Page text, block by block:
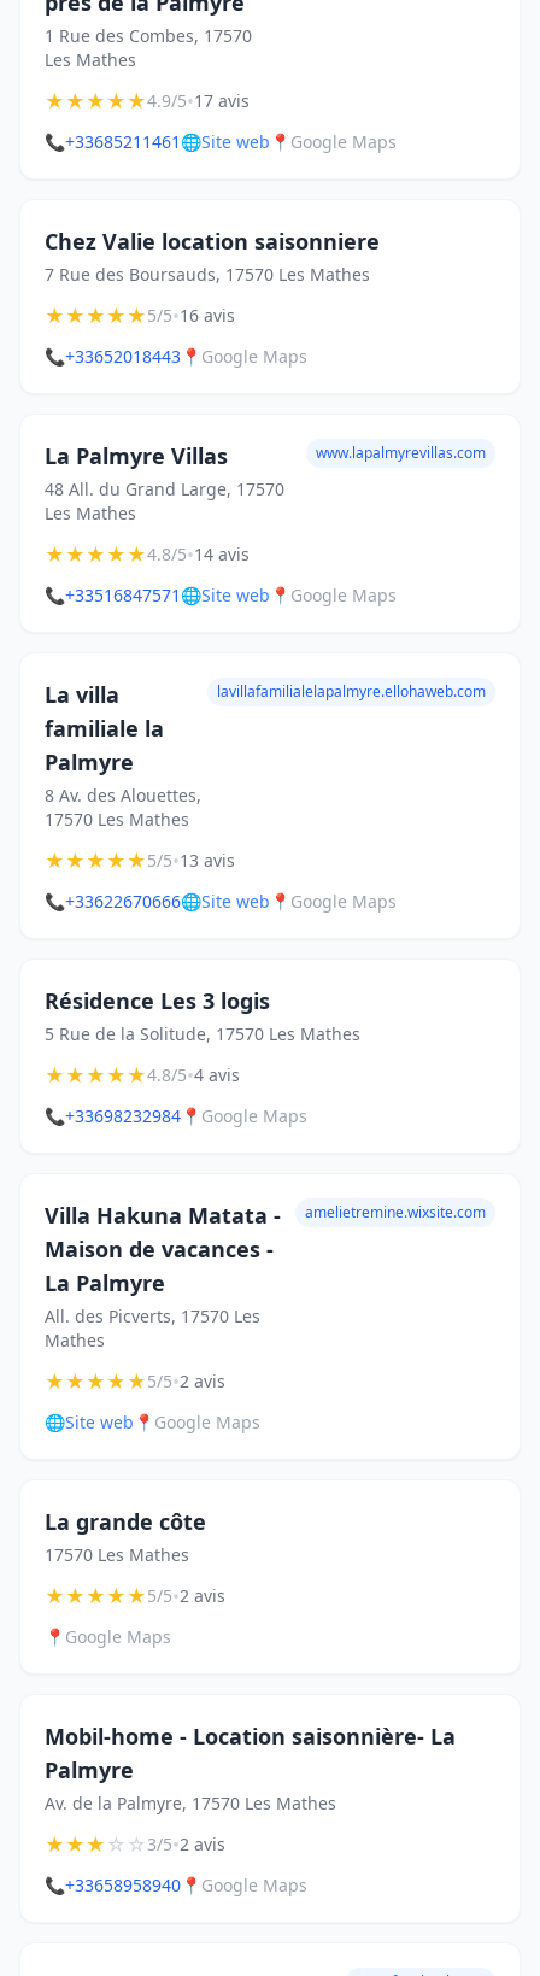
1 Rue des Combes, 17570
Les Mathes
★★★★★4.9/5•17 avis
📞+33685211461 🌐Site web 📍 Google Maps
Chez Valie location saisonniere
7 Rue des Boursauds, 17570 Les Mathes
★★★★★5/5•16 avis
📞+33652018443 📍 Google Maps
La Palmyre Villas
48 All. du Grand Large, 17570
Les Mathes
www.lapalmyrevillas.com
★★★★★4.8/5•14 avis
📞+33516847571 🌐Site web 📍 Google Maps
La villa
familiale la
Palmyre
8 Av. des Alouettes,
17570 Les Mathes
lavillafamilialelapalmyre.ellohaweb.com
★★★★★5/5•13 avis
📞+33622670666🌐Site web 📍 Google Maps
Résidence Les 3 logis
5 Rue de la Solitude, 17570 Les Mathes
★★★★★4.8/5•4 avis
📞+33698232984 📍 Google Maps
Villa Hakuna Matata -
Maison de vacances -
La Palmyre
All. des Picverts, 17570 Les
Mathes
amelietremine.wixsite.com
★★★★★5/5•2 avis
🌐Site web 📍 Google Maps
La grande côte
17570 Les Mathes
★★★★★5/5•2 avis
📍 Google Maps
Mobil-home - Location saisonnière- La
Palmyre
Av. de la Palmyre, 17570 Les Mathes
★★★☆☆3/5•2 avis
📞+33658958940 📍 Google Maps